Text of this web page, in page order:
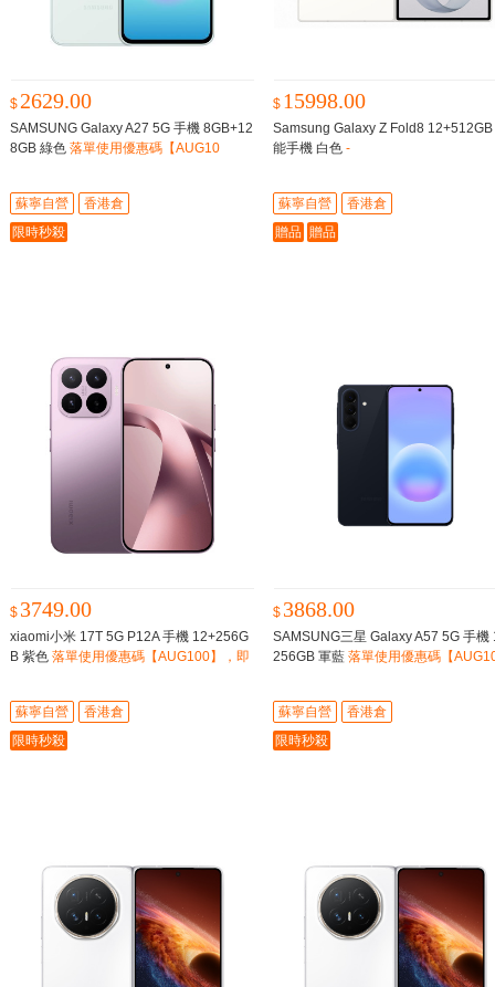
$ 2629.00
SAMSUNG Galaxy A27 5G 手機 8GB+12
8GB 綠色 落單使用優惠碼【AUG10
蘇寧自營
香港倉
限時秒殺
$ 15998.00
Samsung Galaxy Z Fold8 12+512GB
能手機 白色 -
蘇寧自營
香港倉
贈品 贈品
$ 3749.00
xiaomi小米 17T 5G P12A 手機 12+256G
B 紫色 落單使用優惠碼【AUG100】，即
蘇寧自營
香港倉
限時秒殺
$ 3868.00
SAMSUNG三星 Galaxy A57 5G 手機
256GB 軍藍 落單使用優惠碼【
蘇寧自營
香港倉
限時秒殺